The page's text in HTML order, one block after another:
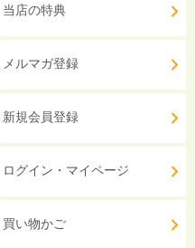
当店の特典
メルマガ登録
新規会員登録
ログイン・マイページ
買い物かご